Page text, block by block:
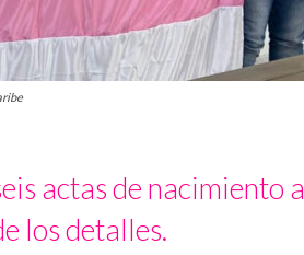
actas de nacimiento a
los detalles.